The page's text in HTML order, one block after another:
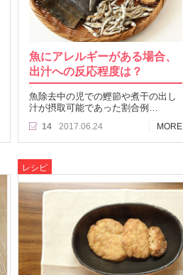
魚にアレルギーがある場合、
出汁への反応程度は？
魚除去中の児での鰹節や煮干の出し
汁が摂取可能であった割合例…
14 2017.06.24 MORE
レシピ